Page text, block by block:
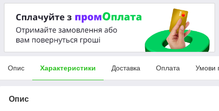
Опис Характеристики Доставка Оплата Умови
Опис